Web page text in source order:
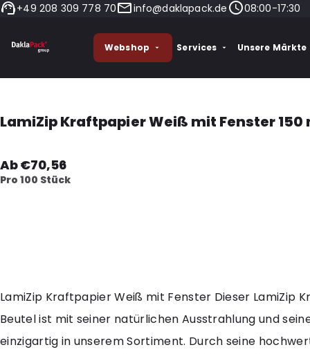
+49 208 309 778 70 info@daklapack.de 08:00-17:30
Webshop Services Unsere Märkte
LamiZip Kraftpapier Weiß mit Fenster 150
Ab €70,56
Pro 100 Stück
LamiZip Kraftpapier Weiß mit Fenster Dieser LamiZip
Beutel ist mit seiner natürlichen Ausstrahlung und
einzigartig in unserem Sortiment. Durch seine